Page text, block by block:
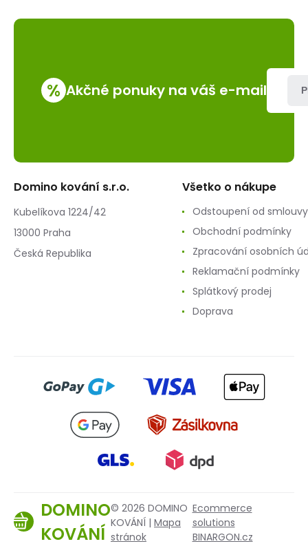
% Akčné ponuky na váš e-mail
Domino kování s.r.o.
Kubelíkova 1224/42
13000 Praha
Česká Republika
Všetko o nákupe
Odstoupení od smlouvy
Obchodní podmínky
Zpracování osobních
Reklamační podmínky
Splátkový prodej
Doprava
DOMINO
KOVÁNÍ
© 2026 DOMINO
KOVÁNÍ | Mapa
stránok
Ecommerce
solutions
BINARGON.cz